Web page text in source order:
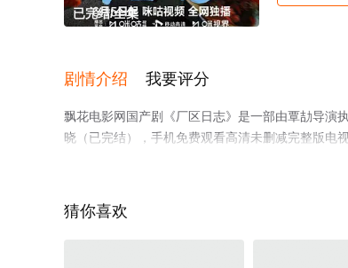
已完结/全集
剧情介绍 我要评分
飘花电影网国产剧《厂区日志》是一部由覃劼导演
晓（已完结），手机免费观看高清未删减完整版电
猜你喜欢